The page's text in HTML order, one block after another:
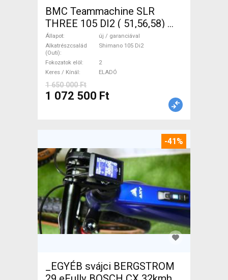
BMC Teammachine SLR
THREE 105 DI2 ( 51,56,58)
Országúti Shimano 105 Di2
tárcsafék új / garanciával
ELADÓ
Állapot
új / garanciával
Alkatrészcsalád
(Outi)
Shimano 105 Di2
Fokozatok elöl
2
Keres / Kínál
ELADÓ
1 650 000 Ft
1 072 500 Ft
-41%
_EGYÉB svájci BERGSTROM